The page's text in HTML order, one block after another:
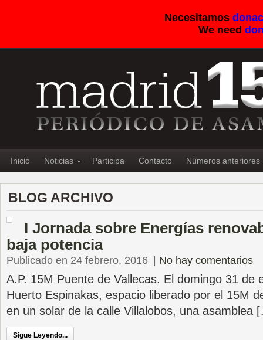
Necesitamos
We need
Inicio Noticias Participa Contacto Números anteriores
BLOG ARCHIVO
I Jornada sobre Energías
baja potencia
Publicado en 24 febrero, 2016 No hay comentarios
A.P. 15M Puente de Vallecas. El domingo 31 de
Huerto Espinakas, espacio liberado por el 15M
en un solar de la calle Villalobos, una asamblea
Sigue Leyendo...